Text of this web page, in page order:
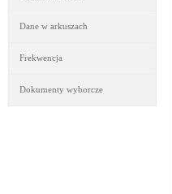
Dane w arkuszach
Frekwencja
Dokumenty wyborcze